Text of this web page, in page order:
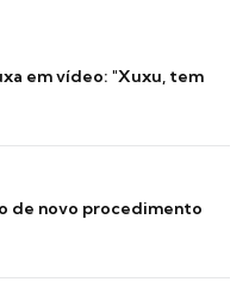
em vídeo: "Xuxu, tem
de novo procedimento